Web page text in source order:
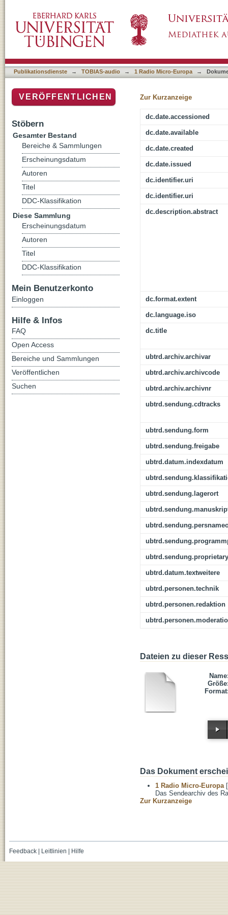
Publikationsdienste → TOBIAS-audio → 1 Radio Micro-Europa →
Zur Kurzanzeige
dc.date.accessioned
dc.date.available
dc.date.created
dc.date.issued
dc.identifier.uri
dc.identifier.uri
dc.description.abstract
dc.format.extent
dc.language.iso
dc.title
ubtrd.archiv.archivar
ubtrd.archiv.archivcode
ubtrd.archiv.archivnr
ubtrd.sendung.cdtracks
ubtrd.sendung.form
ubtrd.sendung.freigabe
ubtrd.datum.indexdatum
ubtrd.sendung.lagerort
ubtrd.sendung.proprietary
ubtrd.datum.textweitere
ubtrd.personen.technik
ubtrd.personen.redaktion
Dateien zu dieser
Das Dokument
1 Radio Micro-Europa
Das Sendearchiv des
Zur Kurzanzeige
VERÖFFENTLICHEN
Stöbern
Gesamter Bestand
Bereiche & Sammlungen
Erscheinungsdatum
Autoren
Titel
DDC-Klassifikation
Diese Sammlung
Erscheinungsdatum
Autoren
Titel
DDC-Klassifikation
Mein Benutzerkonto
Einloggen
Hilfe & Infos
FAQ
Open Access
Bereiche und Sammlungen
Veröffentlichen
Suchen
Feedback| Leitlinien Hilfe